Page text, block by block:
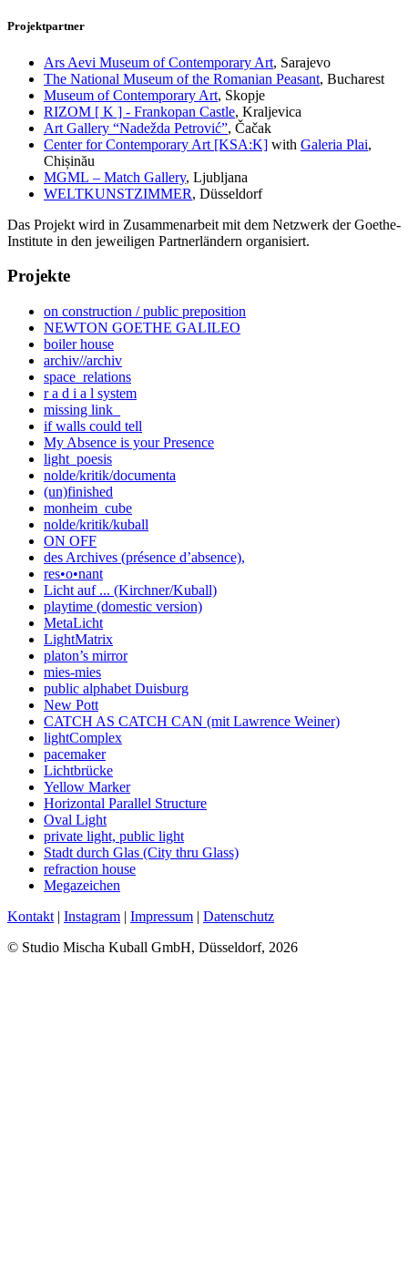
Projektpartner
Ars Aevi Museum of Contemporary Art, Sarajevo
The National Museum of the Romanian Peasant, Bucharest
Museum of Contemporary Art, Skopje
RIZOM [ K ] - Frankopan Castle, Kraljevica
Art Gallery “Nadežda Petrović”, Čačak
Center for Contemporary Art [KSA:K] with Galeria Plai,
Chișinău
MGML – Match Gallery, Ljubljana
WELTKUNSTZIMMER, Düsseldorf
Das Projekt wird in Zusammenarbeit mit dem Netzwerk der Goethe-
Institute in den jeweiligen Partnerländern organisiert.
Projekte
on construction / public preposition
NEWTON GOETHE GALILEO
boiler house
archiv//archiv
space_relations
r a d i a l system
missing link_
if walls could tell
My Absence is your Presence
light_poesis
nolde/kritik/documenta
(un)finished
monheim_cube
nolde/kritik/kuball
ON OFF
des Archives (présence d’absence),
res•o•nant
Licht auf ... (Kirchner/Kuball)
playtime (domestic version)
MetaLicht
LightMatrix
platon’s mirror
mies-mies
public alphabet Duisburg
New Pott
CATCH AS CATCH CAN (mit Lawrence Weiner)
lightComplex
pacemaker
Lichtbrücke
Yellow Marker
Horizontal Parallel Structure
Oval Light
private light, public light
Stadt durch Glas (City thru Glass)
refraction house
Megazeichen
Kontakt | Instagram | Impressum | Datenschutz
© Studio Mischa Kuball GmbH, Düsseldorf, 2026